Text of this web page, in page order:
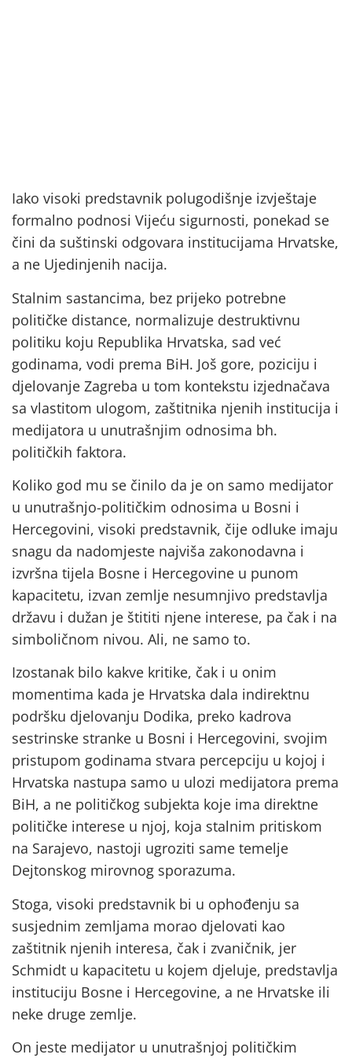
Iako visoki predstavnik polugodišnje izvještaje
formalno podnosi Vijeću sigurnosti, ponekad se
čini da suštinski odgovara institucijama Hrvatske,
a ne Ujedinjenih nacija.
Stalnim sastancima, bez prijeko potrebne
političke distance, normalizuje destruktivnu
politiku koju Republika Hrvatska, sad već
godinama, vodi prema BiH. Još gore, poziciju i
djelovanje Zagreba u tom kontekstu izjednačava
sa vlastitom ulogom, zaštitnika njenih institucija i
medijatora u unutrašnjim odnosima bh.
političkih faktora.
Koliko god mu se činilo da je on samo medijator
u unutrašnjo-političkim odnosima u Bosni i
Hercegovini, visoki predstavnik, čije odluke imaju
snagu da nadomjeste najviša zakonodavna i
izvršna tijela Bosne i Hercegovine u punom
kapacitetu, izvan zemlje nesumnjivo predstavlja
državu i dužan je štititi njene interese, pa čak i na
simboličnom nivou. Ali, ne samo to.
Izostanak bilo kakve kritike, čak i u onim
momentima kada je Hrvatska dala indirektnu
podršku djelovanju Dodika, preko kadrova
sestrinske stranke u Bosni i Hercegovini, svojim
pristupom godinama stvara percepciju u kojoj i
Hrvatska nastupa samo u ulozi medijatora prema
BiH, a ne političkog subjekta koje ima direktne
političke interese u njoj, koja stalnim pritiskom
na Sarajevo, nastoji ugroziti same temelje
Dejtonskog mirovnog sporazuma.
Stoga, visoki predstavnik bi u ophođenju sa
susjednim zemljama morao djelovati kao
zaštitnik njenih interesa, čak i zvaničnik, jer
Schmidt u kapacitetu u kojem djeluje, predstavlja
instituciju Bosne i Hercegovine, a ne Hrvatske ili
neke druge zemlje.
On jeste medijator u unutrašnjoj političkim